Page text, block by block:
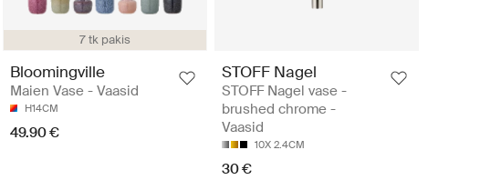
7 tk pakis
Bloomingville
Maien Vase - Vaasid
H14CM
49.90 €
STOFF Nagel
STOFF Nagel vase -
brushed chrome -
Vaasid
10X 2.4CM
30 €